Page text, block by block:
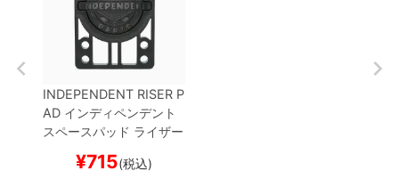
INDEPENDENT RISER P
AD インディペンデント
スペースパッド ライザー
¥715(税込)